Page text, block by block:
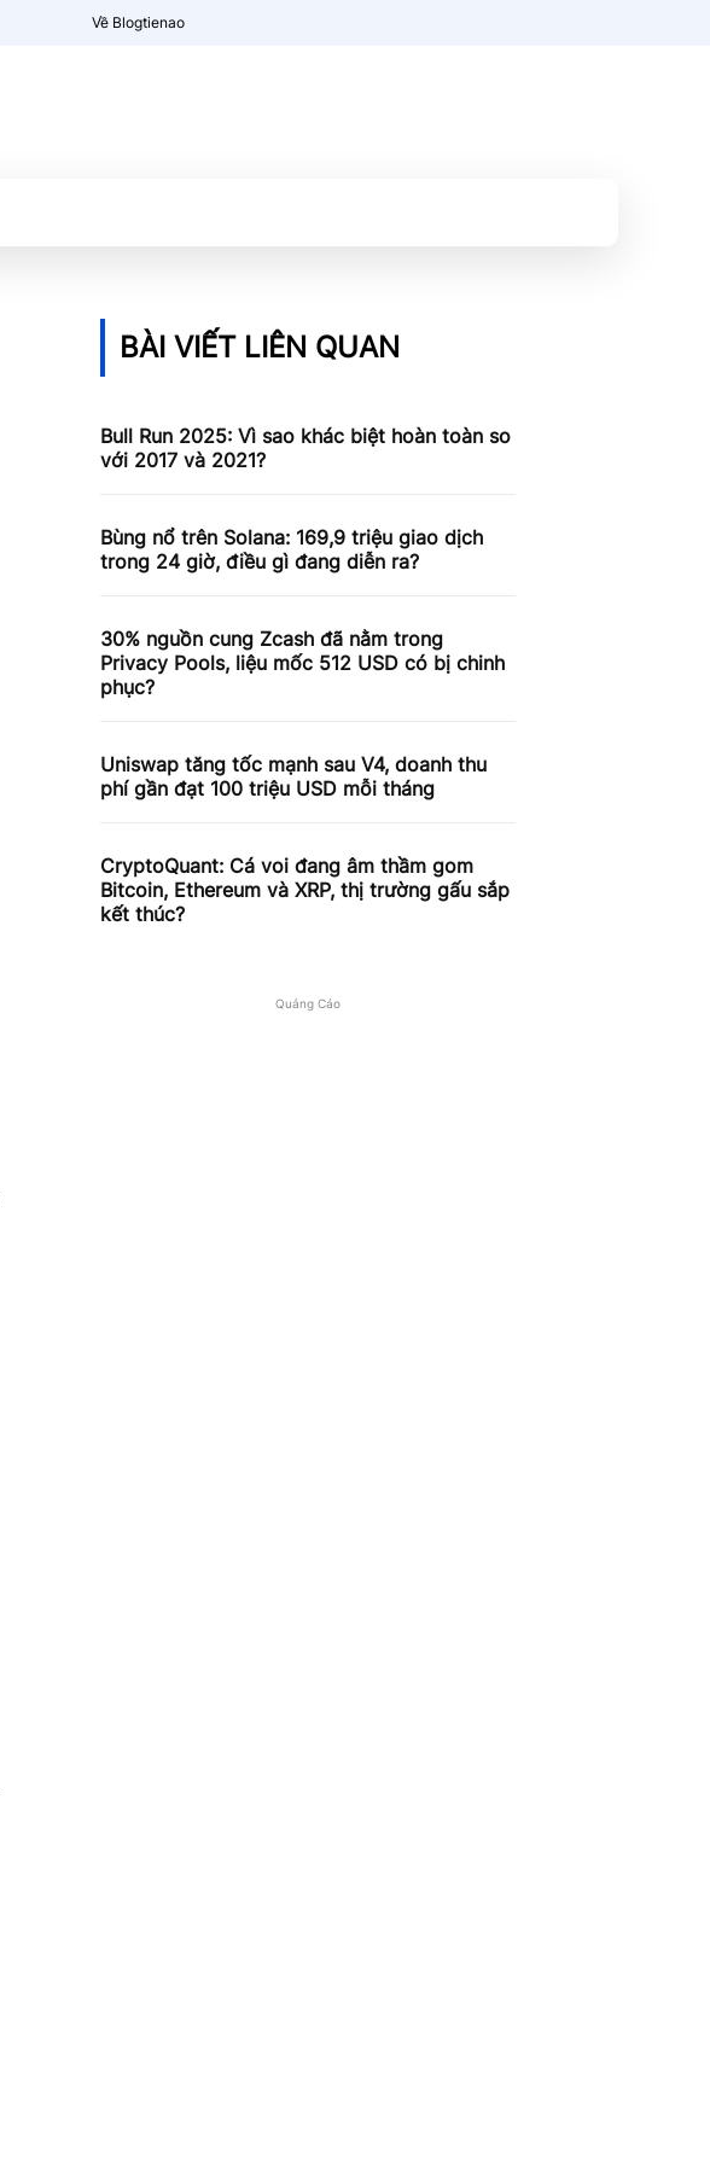
Về Blogtienao
BÀI VIẾT LIÊN QUAN
Bull Run 2025: Vì sao khác biệt hoàn toàn so
với 2017 và 2021?
Bùng nổ trên Solana: 169,9 triệu giao dịch
trong 24 giờ, điều gì đang diễn ra?
30% nguồn cung Zcash đã nằm trong
Privacy Pools, liệu mốc 512 USD có bị chinh
phục?
Uniswap tăng tốc mạnh sau V4, doanh thu
phí gần đạt 100 triệu USD mỗi tháng
CryptoQuant: Cá voi đang âm thầm gom
Bitcoin, Ethereum và XRP, thị trường gấu sắp
kết thúc?
Quảng Cáo